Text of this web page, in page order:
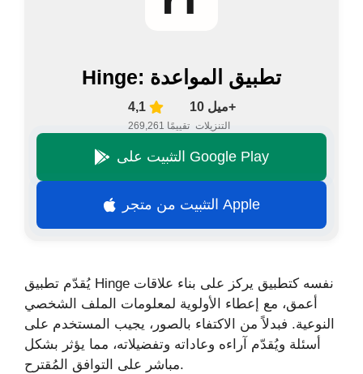
Hinge: تطبيق المواعدة
4,1
269,261 تقييمًا
10 ميل+
التنزيلات
التثبيت على Google Play
التثبيت من متجر Apple
يُقدّم تطبيق Hinge نفسه كتطبيق يركز على بناء علاقات
أعمق، مع إعطاء الأولوية لمعلومات الملف الشخصي
النوعية. فبدلاً من الاكتفاء بالصور، يجيب المستخدم على
أسئلة ويُقدّم آراءه وعاداته وتفضيلاته، مما يؤثر بشكل
مباشر على التوافق المُقترح.